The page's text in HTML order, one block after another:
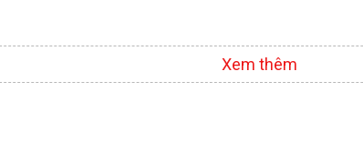
Xem thêm